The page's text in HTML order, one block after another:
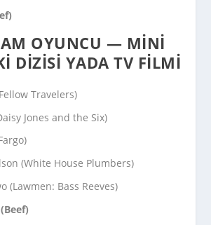
)
OYUNCU — MINI
DIZISI YADA TV FILMI
Fellow Travelers)
Jones and the Six)
)
(White House Plumbers)
(Lawmen: Bass Reeves)
Beef)